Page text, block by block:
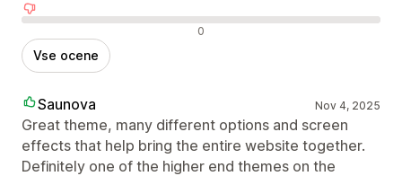
Negativne ocene 0
Vse ocene
Saunova Nov 4, 2025
Great theme, many different options and screen
effects that help bring the entire website together.
Definitely one of the higher end themes on the